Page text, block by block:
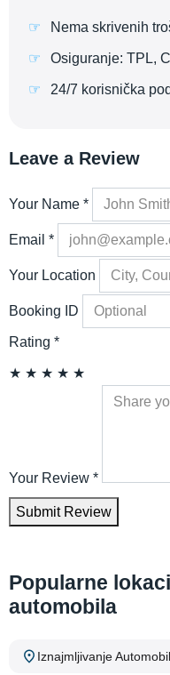
Nema skrivenih
Osiguranje: TPL,
24/7 korisnička
Leave a Review
Your Name *
Email *
Your Location
Booking ID
Rating *
★ ★ ★ ★ ★
Your Review *
Submit Review
Popularne
automobila
Iznajmljivanje